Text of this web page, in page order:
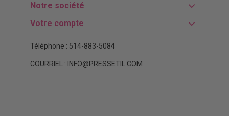
Notre société
Votre compte
Téléphone : 514-883-5084
COURRIEL : INFO@PRESSETIL.COM